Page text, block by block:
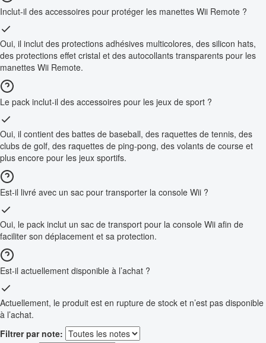
Inclut-il des accessoires pour protéger les manettes Wii Remote ?
Oui, il inclut des protections adhésives multicolores, des silicon hats,
des protections effet cristal et des autocollants transparents pour les
manettes Wii Remote.
Le pack inclut-il des accessoires pour les jeux de sport ?
Oui, il contient des battes de baseball, des raquettes de tennis, des
clubs de golf, des raquettes de ping-pong, des volants de course et
plus encore pour les jeux sportifs.
Est-il livré avec un sac pour transporter la console Wii ?
Oui, le pack inclut un sac de transport pour la console Wii afin de
faciliter son déplacement et sa protection.
Est-il actuellement disponible à l’achat ?
Actuellement, le produit est en rupture de stock et n’est pas disponible
à l’achat.
Filtrer par note: